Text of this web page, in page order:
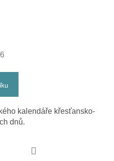
kalendáře křesťansko-
dnů.